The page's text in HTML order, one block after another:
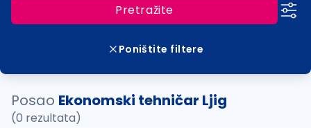
Pretražite
Poništite filtere
Posao Ekonomski tehničar Ljig
(0 rezultata)